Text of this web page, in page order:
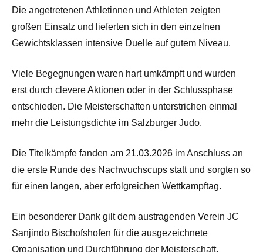
Die angetretenen Athletinnen und Athleten zeigten
großen Einsatz und lieferten sich in den einzelnen
Gewichtsklassen intensive Duelle auf gutem Niveau.
Viele Begegnungen waren hart umkämpft und wurden
erst durch clevere Aktionen oder in der Schlussphase
entschieden. Die Meisterschaften unterstrichen einmal
mehr die Leistungsdichte im Salzburger Judo.
Die Titelkämpfe fanden am 21.03.2026 im Anschluss an
die erste Runde des Nachwuchscups statt und sorgten so
für einen langen, aber erfolgreichen Wettkampftag.
Ein besonderer Dank gilt dem austragenden Verein JC
Sanjindo Bischofshofen für die ausgezeichnete
Organisation und Durchführung der Meisterschaft.